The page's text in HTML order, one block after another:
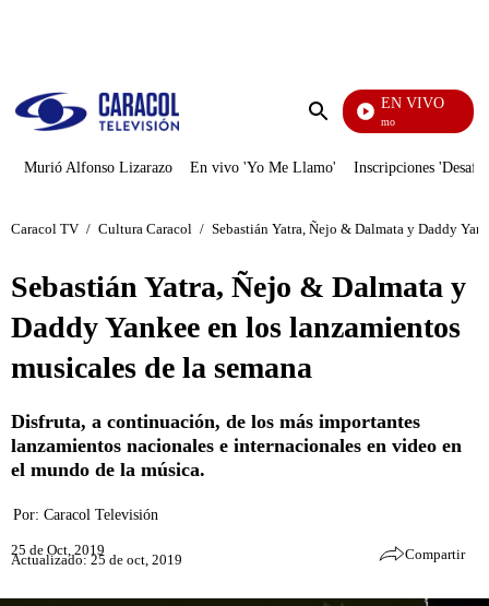
Enviar
EN VIVO
Yo Me Llamo
Murió Alfonso Lizarazo En vivo 'Yo Me Llamo' Inscripciones
Caracol TV / Cultura Caracol / Sebastián Yatra, Ñejo & Dalmata y Daddy
Sebastián Yatra, Ñejo & Dalmata y
Daddy Yankee en los lanzamientos
musicales de la semana
Disfruta, a continuación, de los más importantes
lanzamientos nacionales e internacionales en video en
el mundo de la música.
Por: Caracol Televisión
25 de Oct, 2019
Actualizado: 25 de oct, 2019 Compartir